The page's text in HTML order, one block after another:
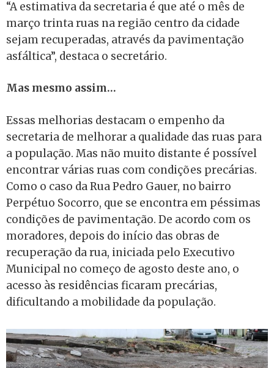
“A estimativa da secretaria é que até o mês de
março trinta ruas na região centro da cidade
sejam recuperadas, através da pavimentação
asfáltica”, destaca o secretário.
Mas mesmo assim…
Essas melhorias destacam o empenho da
secretaria de melhorar a qualidade das ruas para
a população. Mas não muito distante é possível
encontrar várias ruas com condições precárias.
Como o caso da Rua Pedro Gauer, no bairro
Perpétuo Socorro, que se encontra em péssimas
condições de pavimentação. De acordo com os
moradores, depois do início das obras de
recuperação da rua, iniciada pelo Executivo
Municipal no começo de agosto deste ano, o
acesso às residências ficaram precárias,
dificultando a mobilidade da população.